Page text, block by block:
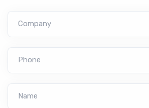
Company
Phone
Name